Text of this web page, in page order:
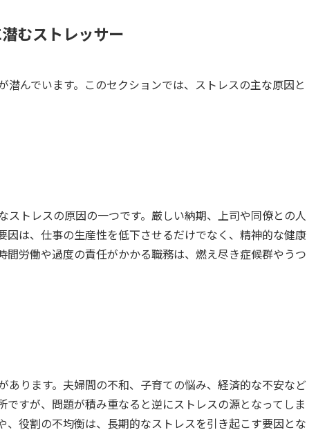
むストレッサー
んでいます。このセクションでは、ストレスの主な原因と
トレスの原因の一つです。厳しい納期、上司や同僚との人
は、仕事の生産性を低下させるだけでなく、精神的な健康
労働や過度の責任がかかる職務は、燃え尽き症候群やうつ
ります。夫婦間の不和、子育ての悩み、経済的な不安など
すが、問題が積み重なると逆にストレスの源となってしま
役割の不均衡は、長期的なストレスを引き起こす要因とな